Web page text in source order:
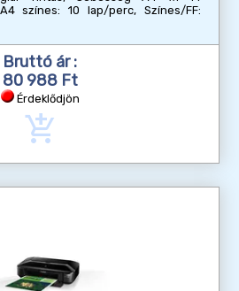
színes: 10 lap/perc, Színes/FF:
Bruttó ár :
80 988 Ft
Érdeklődjön
add_shopping_cart